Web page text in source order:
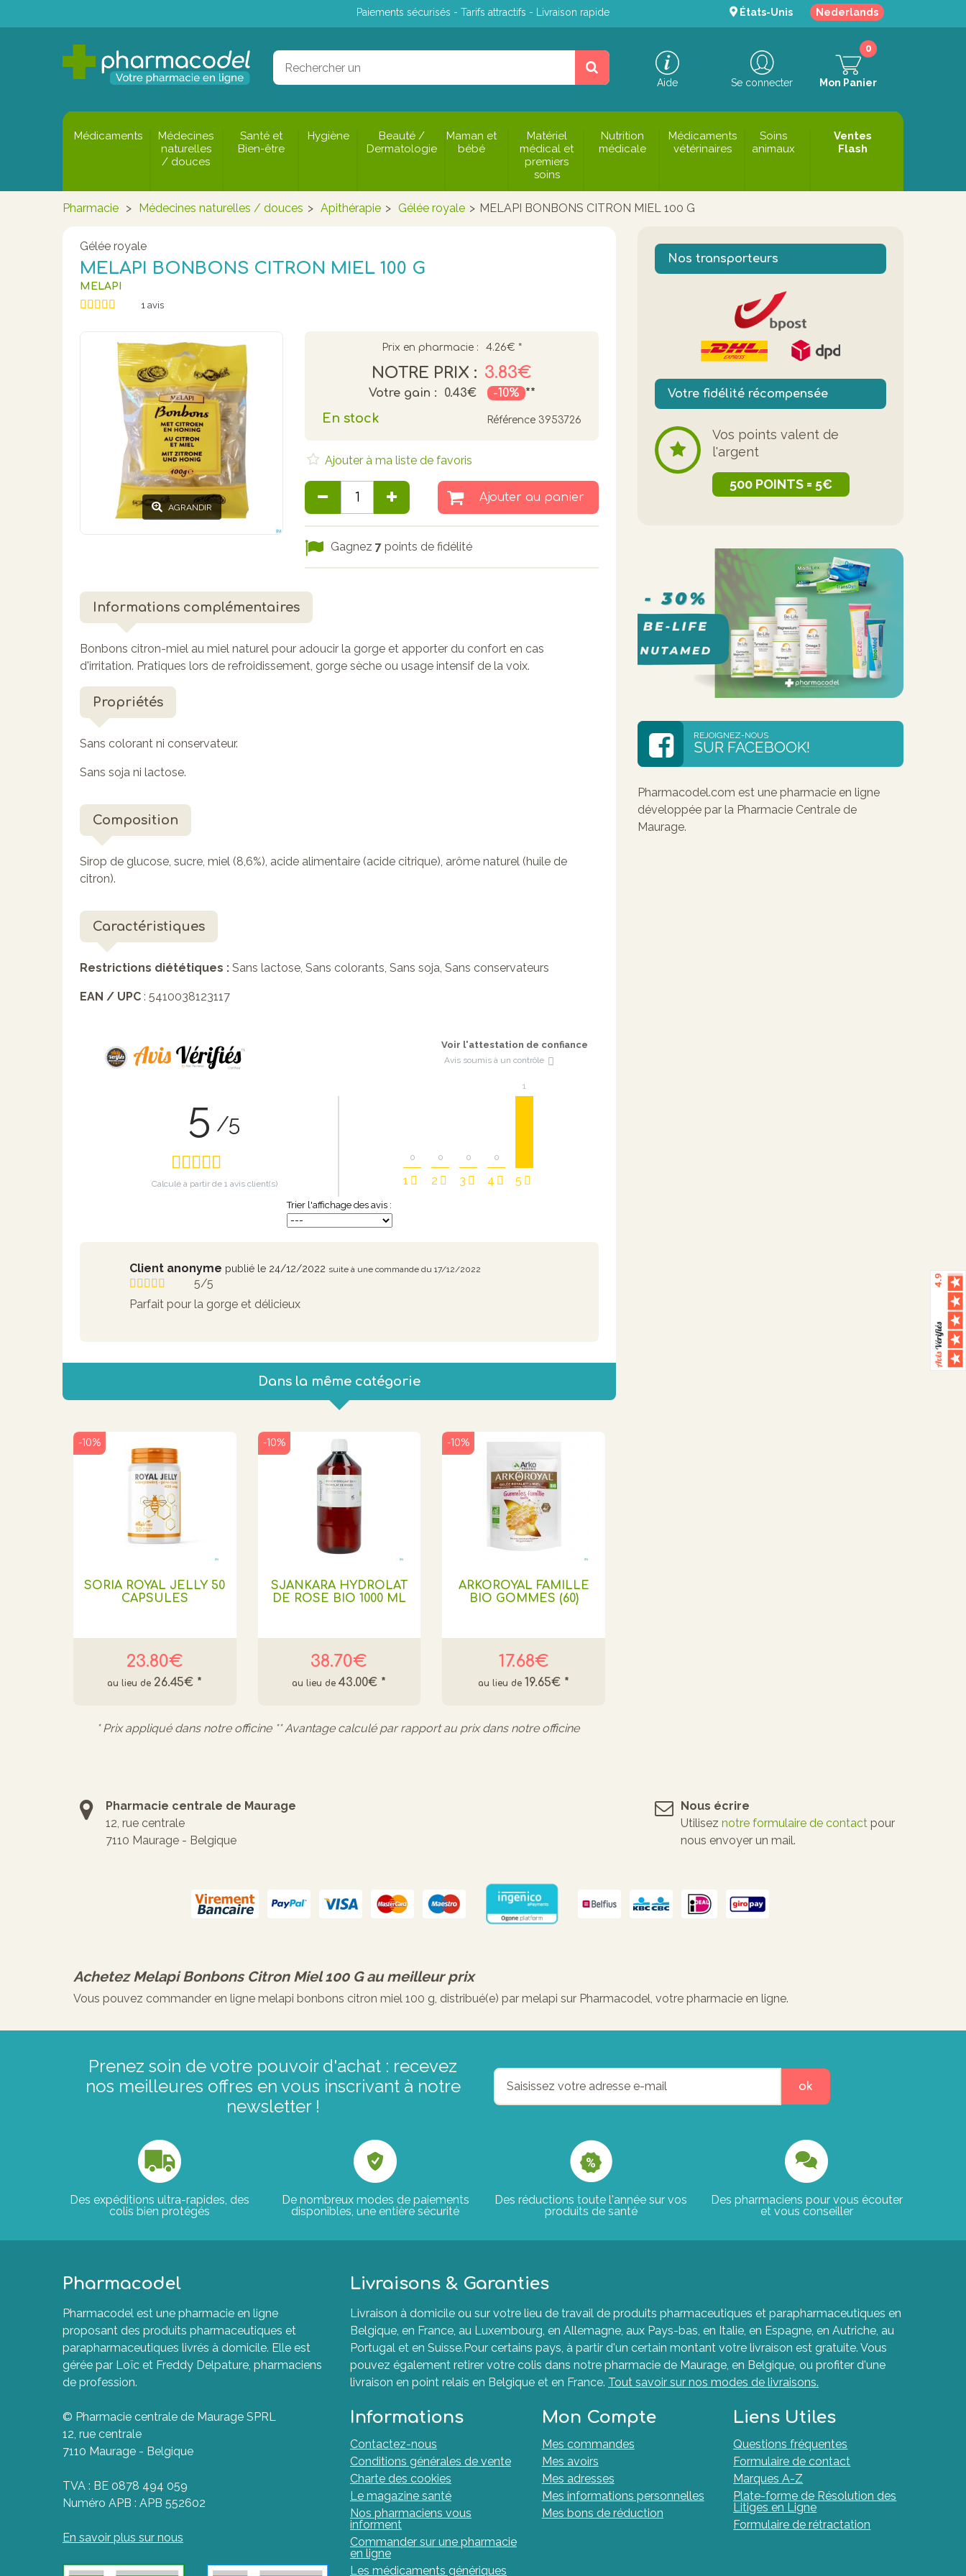
Paiements sécurisés - Tarifs attractifs - Livraison rapide États-Unis Nederlands
Aide Se connecter Mon Panier
0
Médicaments
Médecines
naturelles
/ douces
Santé et
Bien-être
Hygiène
Beauté /
Dermatologie
Maman et
bébé
Matériel
médical et
premiers
soins
Nutrition
médicale
Médicaments
vétérinaires
Soins
animaux
Ventes
Flash
Pharmacie > Médecines naturelles / douces > Apithérapie > Gélée royale > MELAPI BONBONS CITRON MIEL 100 G
Gélée royale
MELAPI BONBONS CITRON MIEL 100 G
MELAPI
1 avis
AGRANDIR
Prix en pharmacie : 4.26€ *
NOTRE PRIX : 3.83€
Votre gain : 0.43€ -10% **
En stock Référence 3953726
Ajouter à ma liste de favoris
Ajouter au panier
Gagnez7 points de fidélité
Informations complémentaires
Bonbons citron-miel au miel naturel pour adoucir la gorge et apporter du confort en cas
d'irritation. Pratiques lors de refroidissement, gorge sèche ou usage intensif de la voix.
Propriétés
Sans colorant ni conservateur.
Sans soja ni lactose.
Composition
Sirop de glucose, sucre, miel (8,6%), acide alimentaire (acide citrique), arôme naturel (huile de
citron).
Caractéristiques
Restrictions diététiques : Sans lactose, Sans colorants, Sans soja, Sans conservateurs
EAN / UPC : 5410038123117
Voir l'attestation de confiance
Avis soumis à un contrôle
5 /5
Calculé à partir de 1avis client(s) 1
0
2
0
3
0
4
0
5
1
Trier l'affichage des avis :
Client anonyme publié le 24/12/2022 suite à une commande du 17/12/2022
5/5
Parfait pour la gorge et délicieux
Dans la même catégorie
SORIA ROYAL JELLY 50
CAPSULES
23.80€
-10%
26.45€ *
SJANKARA HYDROLAT
DE ROSE BIO 1000 ML
38.70€
-10%
43.00€ *
ARKOROYAL FAMILLE
BIO GOMMES (60)
17.68€
-10%
19.65€ *
* Prix appliqué dans notre officine ** Avantage calculé par rapport au prix dans notre officine
Nos transporteurs
Votre fidélité récompensée
Vos points valent de
l'argent
500 POINTS = 5€
REJOIGNEZ-NOUS
SUR FACEBOOK!
Pharmacodel.com est une pharmacie en ligne
développée par la Pharmacie Centrale de
Maurage.
Pharmacie centrale de Maurage
12, rue centrale
7110 Maurage - Belgique
Nous écrire
Utilisez notre formulaire de contact pour
nous envoyer un mail.
AchetezMelapi Bonbons Citron Miel 100 Gau meilleur prix
Vous pouvez commander en ligne melapi bonbons citron miel 100 g, distribué(e) par melapi sur Pharmacodel, votre pharmacie en ligne.
Prenez soin de votre pouvoir d'achat : recevez
nos meilleures offres en vous inscrivant à notre
newsletter !
ok
Des expéditions ultra-rapides, des
colis bien protégés
De nombreux modes de paiements
disponibles, une entière sécurité
Des réductions toute l'année sur vos
produits de santé
Des pharmaciens pour vous écouter
et vous conseiller
Pharmacodel
Pharmacodel est une pharmacie en ligne
proposant des produits pharmaceutiques et
parapharmaceutiques livrés à domicile. Elle est
gérée par Loïc et Freddy Delpature, pharmaciens
de profession.
© Pharmacie centrale de Maurage SPRL
12, rue centrale
7110 Maurage - Belgique
TVA : BE 0878 494 059
Numéro APB : APB 552602
En savoir plus sur nous
Livraisons & Garanties
Livraison à domicile ou sur votre lieu de travail de produits pharmaceutiques et parapharmaceutiques en
Belgique, en France, au Luxembourg, en Allemagne, aux Pays-bas, en Italie, en Espagne, en Autriche, au
Portugal et en Suisse.Pour certains pays, à partir d'un certain montant votre livraison est gratuite. Vous
pouvez également retirer votre colis dans notre pharmacie de Maurage, en Belgique, ou profiter d'une
livraison en point relais en Belgique et en France. Tout savoir sur nos modes de livraisons.
Informations
Contactez-nous
Conditions générales de vente
Charte des cookies
Le magazine santé
Nos pharmaciens vous
informent
Commander sur une pharmacie
en ligne
Les médicaments génériques
Mon Compte
Mes commandes
Mes avoirs
Mes adresses
Mes informations personnelles
Mes bons de réduction
Liens Utiles
Questions fréquentes
Formulaire de contact
Marques A-Z
Plate-forme de Résolution des
Litiges en Ligne
Formulaire de rétractation